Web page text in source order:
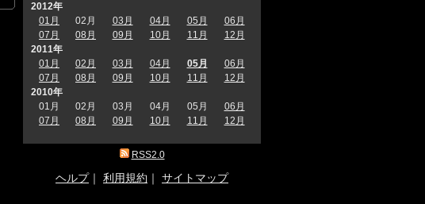
2012年
01月
02月 03月 04月 05月
06月
07月
08月 09月 10月 11月
12月
2011年
01月
02月 03月 04月 05月
06月
07月
08月 09月 10月 11月
12月
2010年
01月
02月 03月 04月 05月
06月
07月
08月 09月 10月 11月 12月
RSS2.0
ヘルプ｜ 利用規約 ｜ サイトマップ